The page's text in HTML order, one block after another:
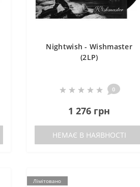
Nightwish - Wishmaster
(2LP)
0
1 276 грн
НЕМАЄ В НАЯВНОСТІ
Лімітовано